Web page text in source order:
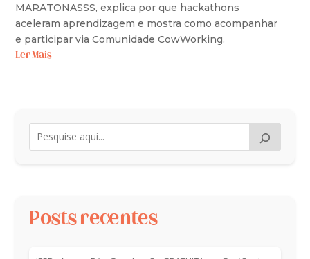
MARATONASSS, explica por que hackathons
aceleram aprendizagem e mostra como acompanhar
e participar via Comunidade CowWorking.
Ler Mais
Posts recentes